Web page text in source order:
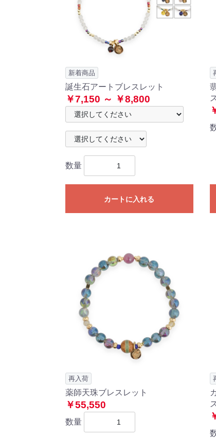
新着商品
誕生石アートブレスレット
￥7,150 ～ ￥8,800
数量
カートに入れる
再入荷
薬師天珠ブレスレット
￥55,550
数量